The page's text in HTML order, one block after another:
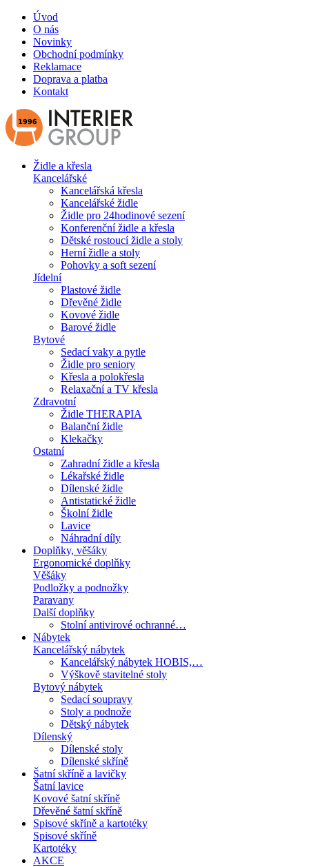
Úvod
O nás
Novinky
Obchodní podmínky
Reklamace
Doprava a platba
Kontakt
Židle a křesla
Kancelářské
Kancelářská křesla
Kancelářské židle
Židle pro 24hodinové sezení
Konferenční židle a křesla
Dětské rostoucí židle a stoly
Herní židle a stoly
Pohovky a soft sezení
Jídelní
Plastové židle
Dřevěné židle
Kovové židle
Barové židle
Bytové
Sedací vaky a pytle
Židle pro seniory
Křesla a polokřesla
Relaxační a TV křesla
Zdravotní
Židle THERAPIA
Balanční židle
Klekačky
Ostatní
Zahradní židle a křesla
Lékařské židle
Dílenské židle
Antistatické židle
Školní židle
Lavice
Náhradní díly
Doplňky, věšáky
Ergonomické doplňky
Věšáky
Podložky a podnožky
Paravany
Další doplňky
Stolní antivirové ochranné…
Nábytek
Kancelářský nábytek
Kancelářský nábytek HOBIS,…
Výškově stavitelné stoly
Bytový nábytek
Sedací soupravy
Stoly a podnože
Dětský nábytek
Dílenský
Dílenské stoly
Dílenské skříně
Šatní skříně a lavičky
Šatní lavice
Kovové šatní skříně
Dřevěné šatní skříně
Spisové skříně a kartotéky
Spisové skříně
Kartotéky
AKCE